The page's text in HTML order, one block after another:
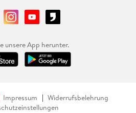
unsere App herunter.
Impressum
Widerrufsbelehrung